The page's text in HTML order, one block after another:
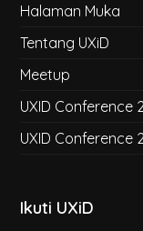
Halaman Muka
Tentang UXiD
Meetup
UXID Conference
UXID Conference
Ikuti UXiD